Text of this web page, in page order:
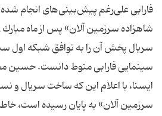
فارابی علی‌رغم پیش‌بینی‌های انجام
شاهزاده سرزمین آلان» پس از ماه مبارك
سریال پخش آن را به توافق شبكه اول
سینمایی فارابی منوط دانست. حسین
ایسنا، با اعلام این كه ساخت سریال و
سرزمین آلان» به پایان رسیده است،